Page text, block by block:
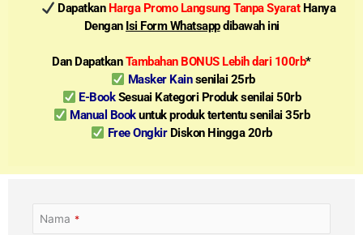
Dapatkan Harga Promo Langsung Tanpa Syarat Hanya
Dengan Isi Form Whatsappdibawah ini
Dan DapatkanTambahan BONUS Lebih dari 100rb*
Masker Kainsenilai 25rb
E-BookSesuai Kategori Produk senilai 50rb
Manual Bookuntuk produk tertentu senilai 35rb
Free OngkirDiskon Hingga 20rb
Nama *